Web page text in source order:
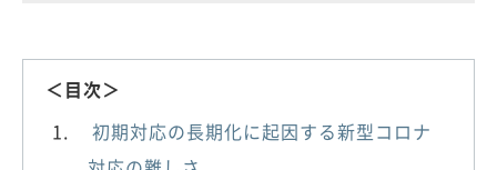
＜目次＞
初期対応の長期化に起因する新型コロナ